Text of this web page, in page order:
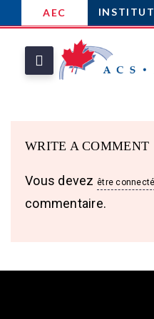
AEC
WRITE A COMMENT
Vous devez être
commentaire.